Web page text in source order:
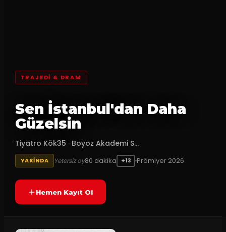
TRAJEDI & DRAM
Sen İstanbul'dan Daha
Güzelsin
Tiyatro Kök35 · Boyoz Akademi S...
YAKINDA Yetersiz oy80 dakika +13 Prömiyer 2026
Hemen Kayıt Ol